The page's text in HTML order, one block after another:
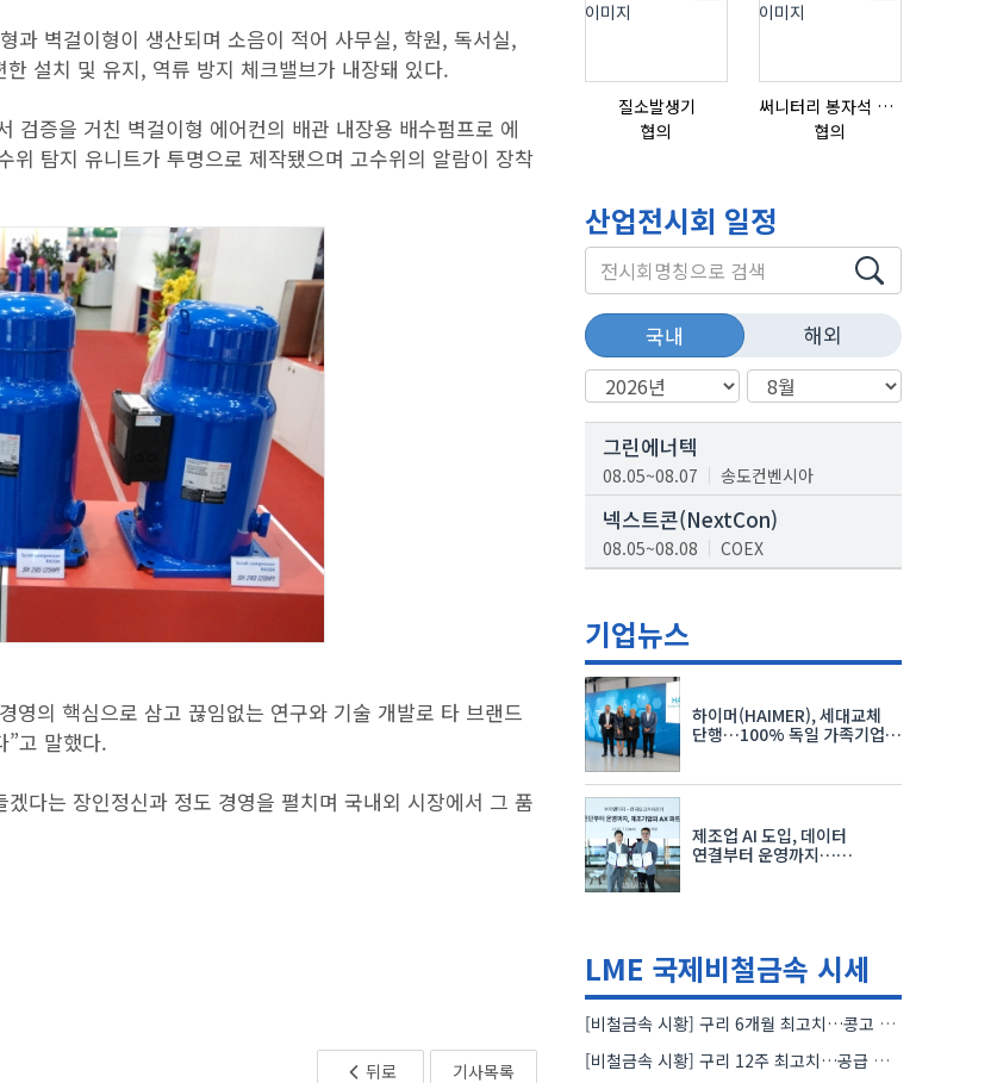
과 벽걸이형이 생산되며 소음이 적어 사무실, 학원, 독서실,
설치 및 유지, 역류 방지 체크밸브가 내장돼 있다.
증을 거친 벽걸이형 에어컨의 배관 내장용 배수펌프로 에
탐지 유니트가 투명으로 제작됐으며 고수위의 알람이 장착
영의 핵심으로 삼고 끊임없는 연구와 기술 개발로 타 브랜드
”고 말했다.
다는 장인정신과 정도 경영을 펼치며 국내외 시장에서 그 품
뒤로 기사목록
질소발생기
협의
써니터리 봉자석 세트 SPECIAL , 봉자석 , 자석봉 , 호퍼용자석 , 전자석
협의
산업전시회 일정
국내 해외
그린에너텍
08.05~08.07 송도컨벤시아
넥스트콘(NextCon)
08.05~08.08 COEX
08.19~08.21
K-PRINT
08.19~08.22
자율주행모빌리티산업전
08.25~08.27
차세대 반도체 패키징 산업전
08.26~08.28 수원컨벤션센터
기업뉴스
하이머(HAIMER), 세대교체
단행…100% 독일 가족기업
제조업 AI 도입, 데이터
연결부터 운영까지…
LME 국제비철금속 시세
[비철금속 시황] 구리 6개월 최고치…콩고 수출 규제에 공급 우려 확대
[비철금속 시황] 구리 12주 최고치…공급 부족 우려에 강세